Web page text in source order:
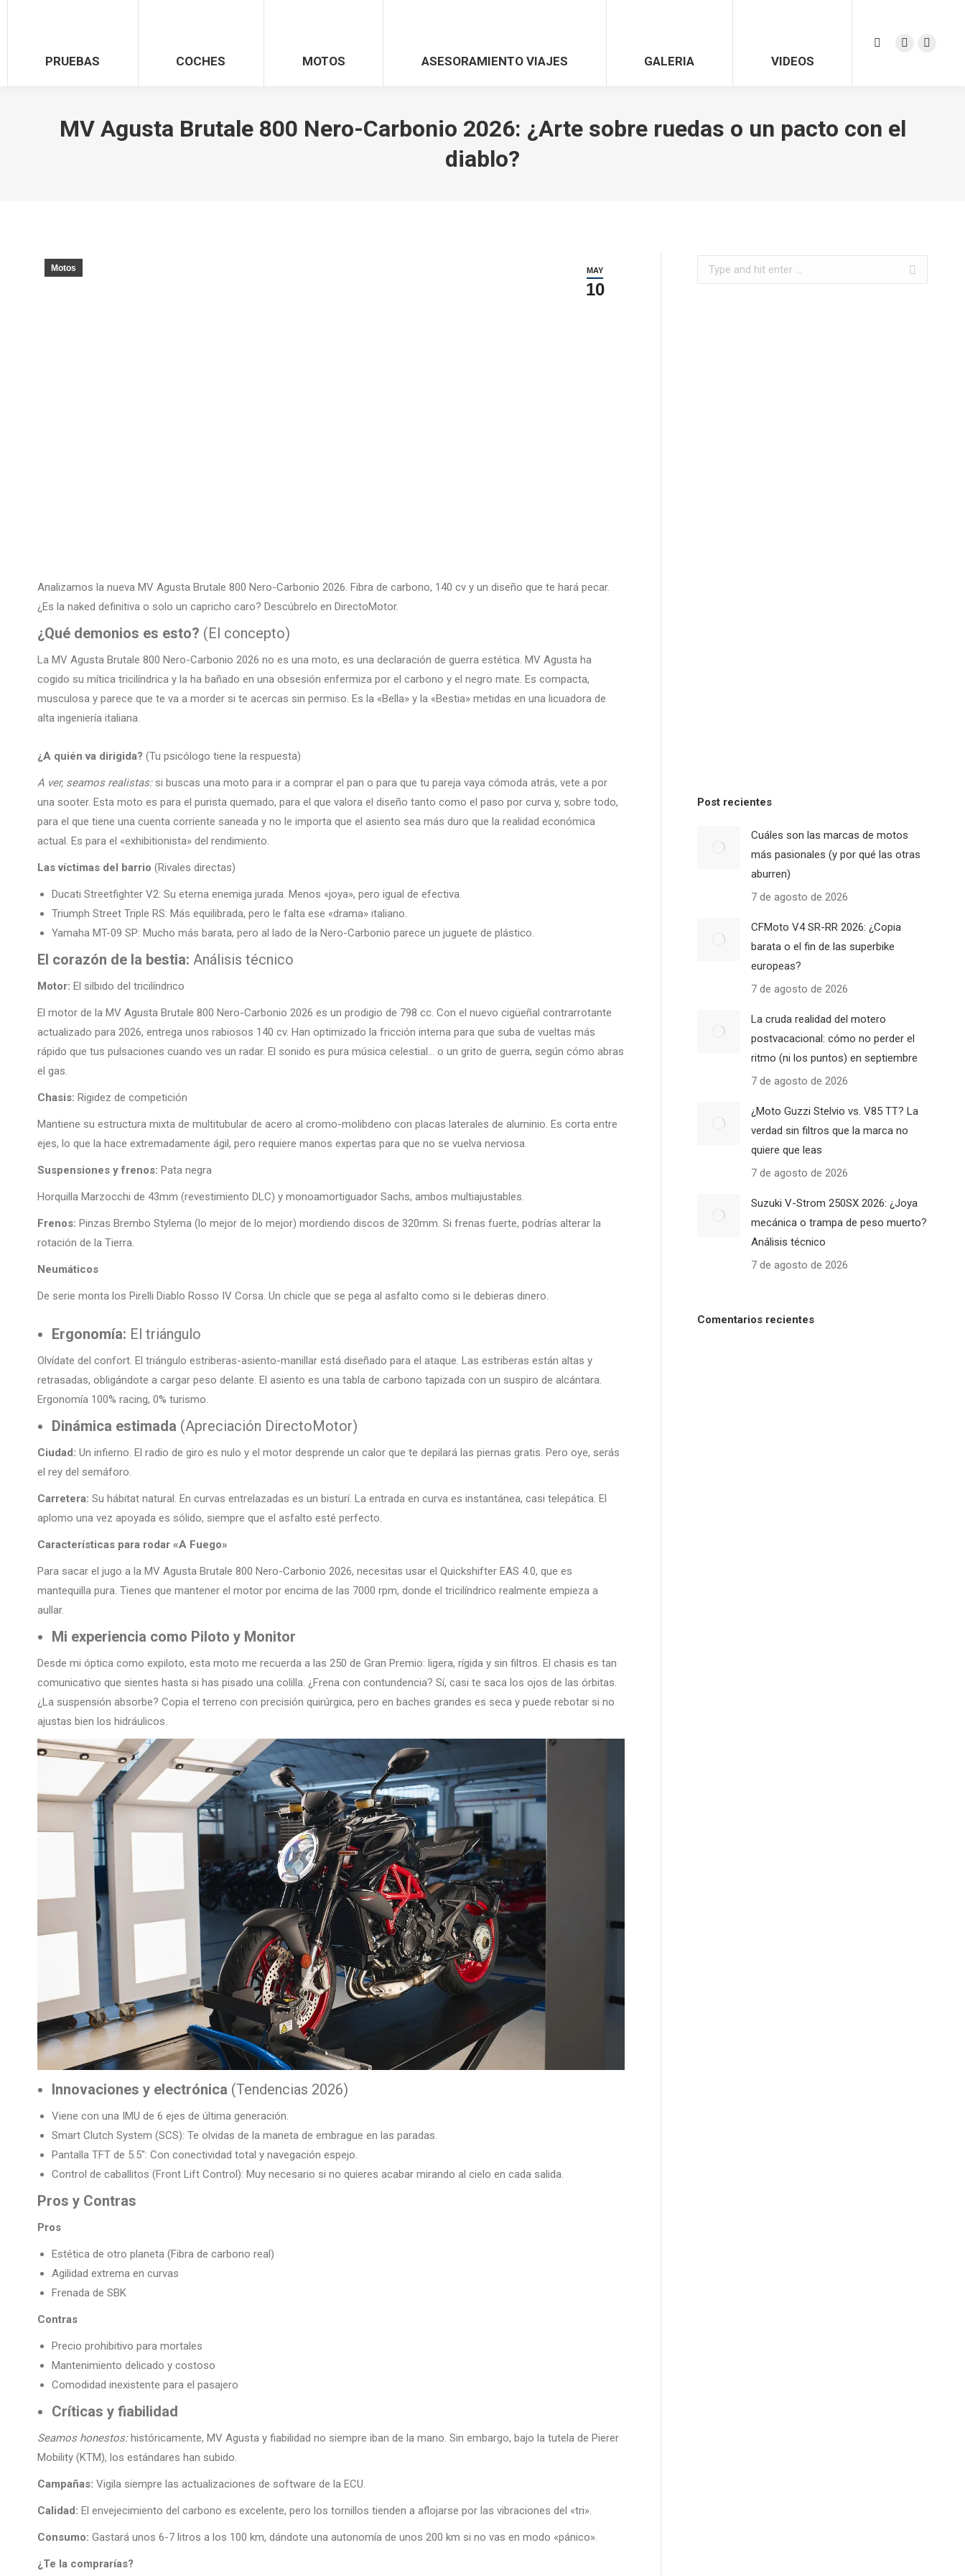
PRUEBAS COCHES MOTOS ASESORAMIENTO VIAJES GALERIA VIDEOS
Search:Facebook
Twitter
MV Agusta Brutale 800 Nero-Carbonio 2026: ¿Arte sobre ruedas o un pacto con el
diablo?
MAY
10
Motos
Analizamos la nueva MV Agusta Brutale 800 Nero-Carbonio 2026. Fibra de carbono, 140 cv y un diseño que te hará pecar.
¿Es la naked definitiva o solo un capricho caro? Descúbrelo en DirectoMotor.
¿Qué demonios es esto? (El concepto)
La MV Agusta Brutale 800 Nero-Carbonio 2026 no es una moto, es una declaración de guerra estética. MV Agusta ha
cogido su mítica tricilíndrica y la ha bañado en una obsesión enfermiza por el carbono y el negro mate. Es compacta,
musculosa y parece que te va a morder si te acercas sin permiso. Es la «Bella» y la «Bestia» metidas en una licuadora de
alta ingeniería italiana.
¿A quién va dirigida? (Tu psicólogo tiene la respuesta)
A ver, seamos realistas:si buscas una moto para ir a comprar el pan o para que tu pareja vaya cómoda atrás, vete a por
una sooter. Esta moto es para el purista quemado, para el que valora el diseño tanto como el paso por curva y, sobre todo,
para el que tiene una cuenta corriente saneada y no le importa que el asiento sea más duro que la realidad económica
actual. Es para el «exhibitionista» del rendimiento.
Las víctimas del barrio (Rivales directas)
Ducati Streetfighter V2: Su eterna enemiga jurada. Menos «joya», pero igual de efectiva.
Triumph Street Triple RS: Más equilibrada, pero le falta ese «drama» italiano.
Yamaha MT-09 SP: Mucho más barata, pero al lado de la Nero-Carbonio parece un juguete de plástico.
El corazón de la bestia: Análisis técnico
Motor: El silbido del tricilíndrico
El motor de la MV Agusta Brutale 800 Nero-Carbonio 2026 es un prodigio de 798 cc. Con el nuevo cigüeñal contrarrotante
actualizado para 2026, entrega unos rabiosos 140 cv. Han optimizado la fricción interna para que suba de vueltas más
rápido que tus pulsaciones cuando ves un radar. El sonido es pura música celestial… o un grito de guerra, según cómo abras
el gas.
Chasis: Rigidez de competición
Mantiene su estructura mixta de multitubular de acero al cromo-molibdeno con placas laterales de aluminio. Es corta entre
ejes, lo que la hace extremadamente ágil, pero requiere manos expertas para que no se vuelva nerviosa.
Suspensiones y frenos: Pata negra
Horquilla Marzocchi de 43mm (revestimiento DLC) y monoamortiguador Sachs, ambos multiajustables.
Frenos: Pinzas Brembo Stylema (lo mejor de lo mejor) mordiendo discos de 320mm. Si frenas fuerte, podrías alterar la
rotación de la Tierra.
Neumáticos
De serie monta los Pirelli Diablo Rosso IV Corsa. Un chicle que se pega al asfalto como si le debieras dinero.
Ergonomía: El triángulo
Olvídate del confort. El triángulo estriberas-asiento-manillar está diseñado para el ataque. Las estriberas están altas y
retrasadas, obligándote a cargar peso delante. El asiento es una tabla de carbono tapizada con un suspiro de alcántara.
Ergonomía 100% racing, 0% turismo.
Dinámica estimada (Apreciación DirectoMotor)
Ciudad: Un infierno. El radio de giro es nulo y el motor desprende un calor que te depilará las piernas gratis. Pero oye, serás
el rey del semáforo.
Carretera: Su hábitat natural. En curvas entrelazadas es un bisturí. La entrada en curva es instantánea, casi telepática. El
aplomo una vez apoyada es sólido, siempre que el asfalto esté perfecto.
Características para rodar «A Fuego»
Para sacar el jugo a la MV Agusta Brutale 800 Nero-Carbonio 2026, necesitas usar el Quickshifter EAS 4.0, que es
mantequilla pura. Tienes que mantener el motor por encima de las 7000 rpm, donde el tricilíndrico realmente empieza a
aullar.
Mi experiencia como Piloto y Monitor
Desde mi óptica como expiloto, esta moto me recuerda a las 250 de Gran Premio: ligera, rígida y sin filtros. El chasis es tan
comunicativo que sientes hasta si has pisado una colilla. ¿Frena con contundencia? Sí, casi te saca los ojos de las órbitas.
¿La suspensión absorbe? Copia el terreno con precisión quirúrgica, pero en baches grandes es seca y puede rebotar si no
ajustas bien los hidráulicos.
Innovaciones y electrónica (Tendencias 2026)
Viene con una IMU de 6 ejes de última generación.
Smart Clutch System (SCS): Te olvidas de la maneta de embrague en las paradas.
Pantalla TFT de 5.5″: Con conectividad total y navegación espejo.
Control de caballitos (Front Lift Control): Muy necesario si no quieres acabar mirando al cielo en cada salida.
Pros y Contras
Pros
Estética de otro planeta (Fibra de carbono real)
Agilidad extrema en curvas
Frenada de SBK
Contras
Precio prohibitivo para mortales
Mantenimiento delicado y costoso
Comodidad inexistente para el pasajero
Críticas y fiabilidad
Seamos honestos:históricamente, MV Agusta y fiabilidad no siempre iban de la mano. Sin embargo, bajo la tutela de Pierer
Mobility (KTM), los estándares han subido.
Campañas: Vigila siempre las actualizaciones de software de la ECU.
Calidad: El envejecimiento del carbono es excelente, pero los tornillos tienden a aflojarse por las vibraciones del «tri».
Consumo: Gastará unos 6-7 litros a los 100 km, dándote una autonomía de unos 200 km si no vas en modo «pánico».
¿Te la comprarías?
Search:
Post recientes
Cuáles son las marcas de motos
más pasionales (y por qué las otras
aburren)
7 de agosto de 2026
CFMoto V4 SR-RR 2026: ¿Copia
barata o el fin de las superbike
europeas?
7 de agosto de 2026
La cruda realidad del motero
postvacacional: cómo no perder el
ritmo (ni los puntos) en septiembre
7 de agosto de 2026
¿Moto Guzzi Stelvio vs. V85 TT? La
verdad sin filtros que la marca no
quiere que leas
7 de agosto de 2026
Suzuki V-Strom 250SX 2026: ¿Joya
mecánica o trampa de peso muerto?
Análisis técnico
7 de agosto de 2026
Comentarios recientes